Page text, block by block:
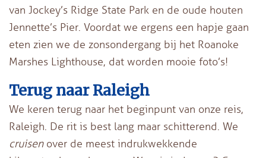
van Jockey’s Ridge State Park en de oude houten
Jennette’s Pier. Voordat we ergens een hapje gaan
eten zien we de zonsondergang bij het Roanoke
Marshes Lighthouse, dat worden mooie foto’s!
Terug naar Raleigh
We keren terug naar het beginpunt van onze reis,
Raleigh. De rit is best lang maar schitterend. We
cruisenover de meest indrukwekkende